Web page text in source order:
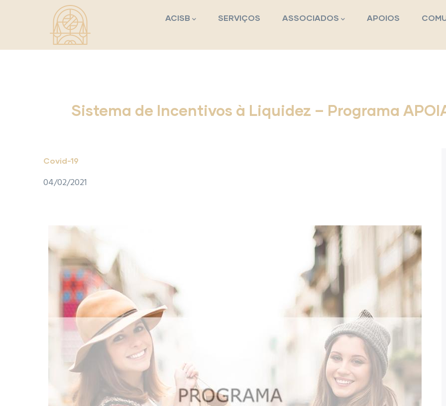
Passar para o conteúdo principal
ACISB SERVIÇOS ASSOCIADOS APOIOS
Sistema de Incentivos à Liquidez – Programa
Covid-19
04/02/2021